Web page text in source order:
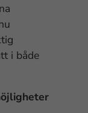
i både